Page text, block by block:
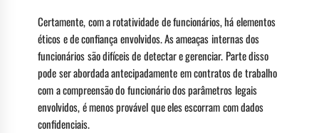
Certamente, com a rotatividade de funcionários, há elementos
éticos e de confiança envolvidos. As ameaças internas dos
funcionários são difíceis de detectar e gerenciar. Parte disso
pode ser abordada antecipadamente em contratos de trabalho
com a compreensão do funcionário dos parâmetros legais
envolvidos, é menos provável que eles escorram com dados
confidenciais.